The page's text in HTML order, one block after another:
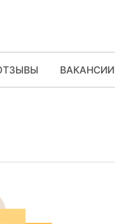
ВАКАНСИИ